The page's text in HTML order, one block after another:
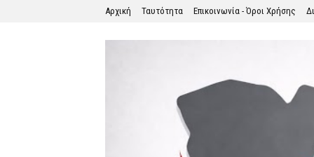
Αρχική Ταυτότητα Επικοινωνία - Όροι Χρήσης